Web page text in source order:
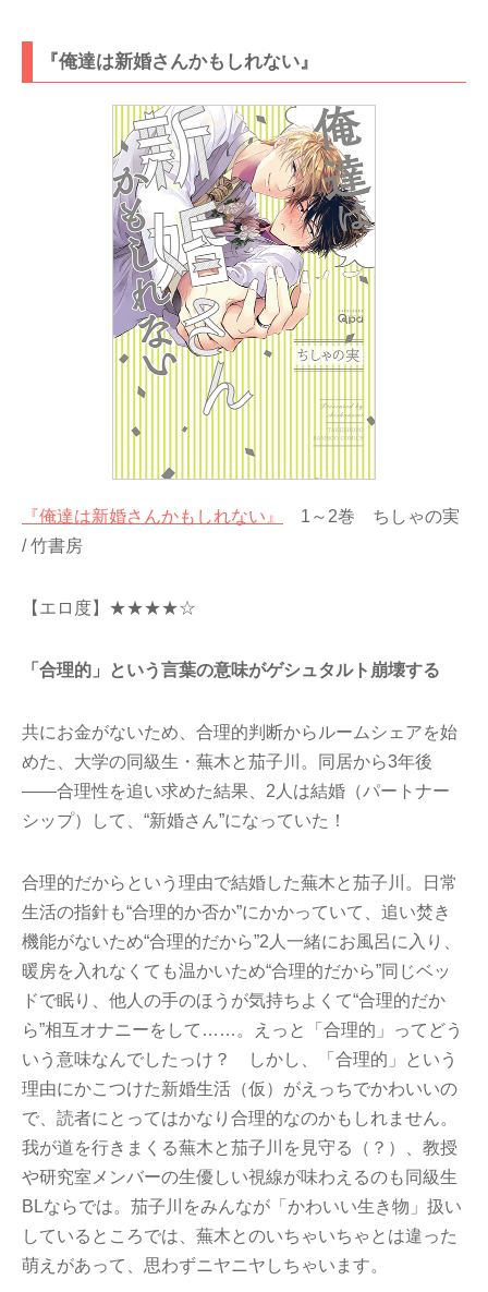
『俺達は新婚さんかもしれない』
『俺達は新婚さんかもしれない』
1～2巻 ちしゃの実
/ 竹書房
【エロ度】★★★★☆
「合理的」という言葉の意味がゲシュタルト崩壊する
共にお金がないため、合理的判断からルームシェアを始
めた、大学の同級生・蕪木と茄子川。同居から3年後
――合理性を追い求めた結果、2人は結婚（パートナー
シップ）して、“新婚さん”になっていた！
合理的だからという理由で結婚した蕪木と茄子川。日常
生活の指針も“合理的か否か”にかかっていて、追い焚き
機能がないため“合理的だから”2人一緒にお風呂に入り、
暖房を入れなくても温かいため“合理的だから”同じベッ
ドで眠り、他人の手のほうが気持ちよくて“合理的だか
ら”相互オナニーをして……。えっと「合理的」ってどう
いう意味なんでしたっけ？ しかし、「合理的」という
理由にかこつけた新婚生活（仮）がえっちでかわいいの
で、読者にとってはかなり合理的なのかもしれません。
我が道を行きまくる蕪木と茄子川を見守る（？）、教授
や研究室メンバーの生優しい視線が味わえるのも同級生
BLならでは。茄子川をみんなが「かわいい生き物」扱い
しているところでは、蕪木とのいちゃいちゃとは違った
萌えがあって、思わずニヤニヤしちゃいます。